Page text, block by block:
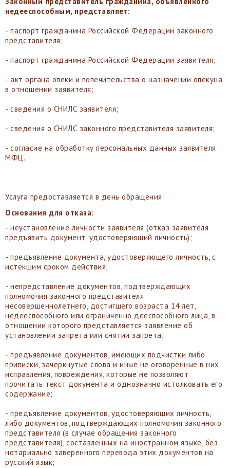
недееспособным, представляет:
- паспорт гражданина Российской Федерации законного
представителя;
- паспорт гражданина Российской Федерации заявителя;
- акт органа опеки и попечительства о назначении опекуна
в отношении заявителя;
- сведения о СНИЛС заявителя;
- сведения о СНИЛС законного представителя заявителя;
- согласие на обработку персональных данных заявителя
МФЦ.
Услуга предоставляется в день обращения.
Основания для отказа:
- неустановление личности заявителя (отказ заявителя
предъявить документ, удостоверяющий личность);
- предъявление документа, удостоверяющего личность, с
истекшим сроком действия;
- непредставление документов, подтверждающих
полномочия законного представителя
несовершеннолетнего, достигшего возраста 14 лет,
недееспособного или ограниченно дееспособного лица, в
отношении которого представляется заявление об
установлении запрета или снятии запрета;
- предъявление документов, имеющих подчистки либо
приписки, зачеркнутые слова и иные не оговоренные в них
исправления, повреждения, которые не позволяют
прочитать текст документа и однозначно истолковать его
содержание;
- предъявление документов, удостоверяющих личность,
либо документов, подтверждающих полномочия законного
представителя (в случае обращения законного
представителя), составленных на иностранном языке, без
нотариально заверенного перевода этих документов на
русский язык;